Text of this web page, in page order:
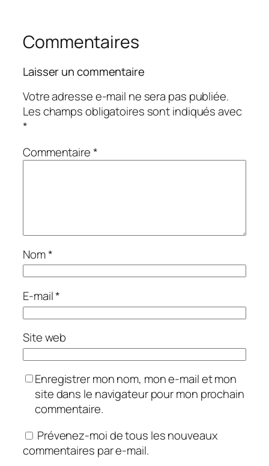
Commentaires
Laisser un commentaire
Votre adresse e-mail ne sera pas publiée.
Les champs obligatoires sont indiqués avec
*
Commentaire*
Nom*
E-mail*
Site web
Enregistrer mon nom, mon e-mail et mon
site dans le navigateur pour mon prochain
commentaire.
Prévenez-moi de tous les nouveaux
commentaires par e-mail.